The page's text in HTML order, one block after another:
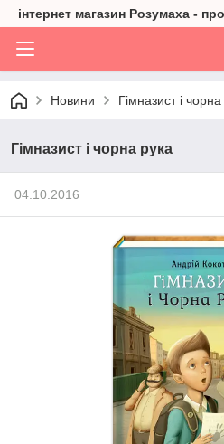
інтернет магазин Розумаха -
Новини Гімназист і
Гімназист і чорна рука
04.10.2016